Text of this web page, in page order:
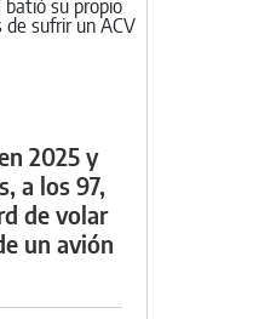
2025 y
a los 97,
de volar
un avión